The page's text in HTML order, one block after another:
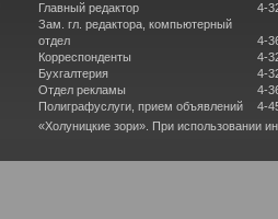
Главный редактор
Зам. гл. редактора, компьютерный
отдел
Корреспонденты
Бухгалтерия
Отдел рекламы
Полиграфуслуги, прием объявлений
4-
4-
4-
4-
4-
4-
«Холуницкие зори». При использовании